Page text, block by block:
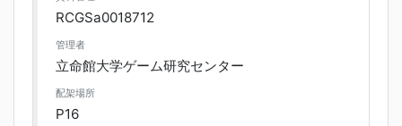
RCGSa0018712
管理者
立命館大学ゲーム研究センター
配架場所
P16